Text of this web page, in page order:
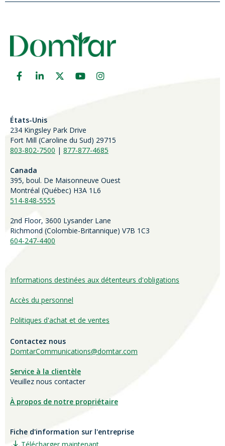
États-Unis
234 Kingsley Park Drive
Fort Mill (Caroline du Sud) 29715
803-802-7500 | 877-877-4685
Canada
395, boul. De Maisonneuve Ouest
Montréal (Québec) H3A 1L6
514-848-5555
2nd Floor, 3600 Lysander Lane
Richmond (Colombie-Britannique) V7B 1C3
604-247-4400
Informations destinées aux détenteurs d'obligations
Accès du personnel
Politiques d'achat et de ventes
Contactez nous
DomtarCommunications@domtar.com
Service à la clientèle
Veuillez nous contacter
À propos de notre propriétaire
Fiche d'information sur l'entreprise